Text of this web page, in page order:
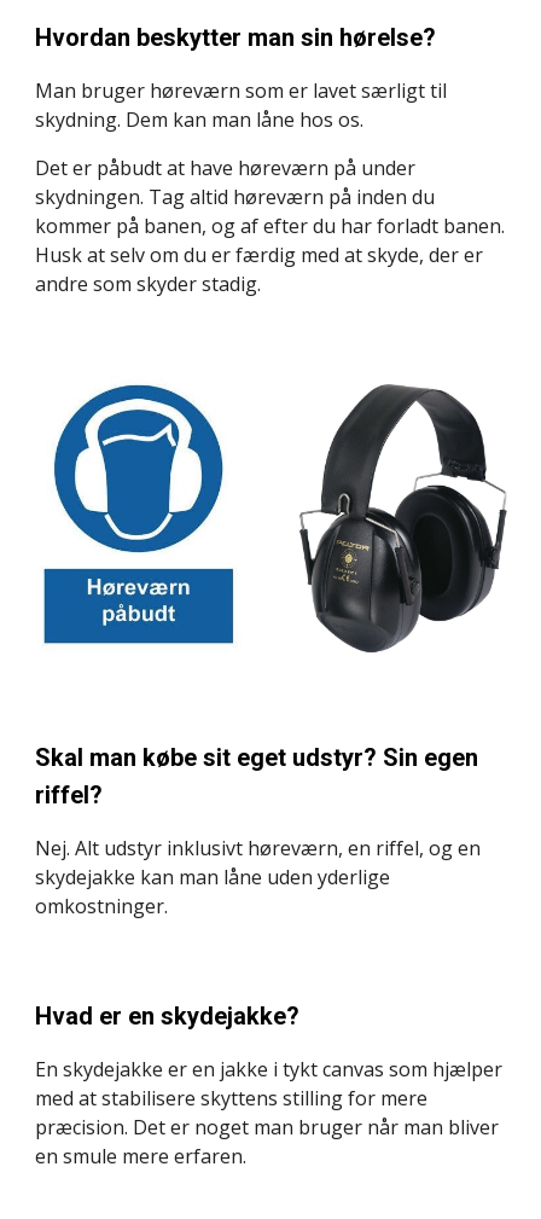
Hvordan beskytter man sin hørelse?
Man bruger høreværn som er lavet særligt til
skydning. Dem kan man låne hos os.
Det er påbudt at have høreværn på under
skydningen. Tag altid høreværn på inden du
kommer på banen, og af efter du har forladt banen.
Husk at selv om du er færdig med at skyde, der er
andre som skyder stadig.
Skal man købe sit eget udstyr? Sin egen
riffel?
Nej. Alt udstyr inklusivt høreværn, en riffel, og en
skydejakke kan man låne uden yderlige
omkostninger.
Hvad er en skydejakke?
En skydejakke er en jakke i tykt canvas som hjælper
med at stabilisere skyttens stilling for mere
præcision. Det er noget man bruger når man bliver
en smule mere erfaren.